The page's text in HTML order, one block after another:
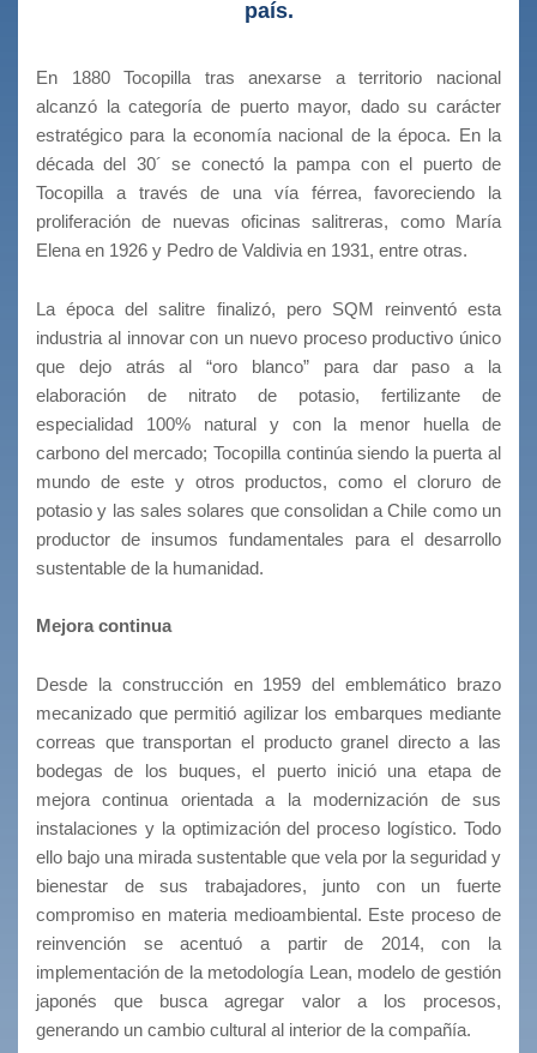
país.
En 1880 Tocopilla tras anexarse a territorio nacional
alcanzó la categoría de puerto mayor, dado su carácter
estratégico para la economía nacional de la época. En la
década del 30´ se conectó la pampa con el puerto de
Tocopilla a través de una vía férrea, favoreciendo la
proliferación de nuevas oficinas salitreras, como María
Elena en 1926 y Pedro de Valdivia en 1931, entre otras.
La época del salitre finalizó, pero SQM reinventó esta
industria al innovar con un nuevo proceso productivo único
que dejo atrás al “oro blanco” para dar paso a la
elaboración de nitrato de potasio, fertilizante de
especialidad 100% natural y con la menor huella de
carbono del mercado; Tocopilla continúa siendo la puerta al
mundo de este y otros productos, como el cloruro de
potasio y las sales solares que consolidan a Chile como un
productor de insumos fundamentales para el desarrollo
sustentable de la humanidad.
Mejora continua
Desde la construcción en 1959 del emblemático brazo
mecanizado que permitió agilizar los embarques mediante
correas que transportan el producto granel directo a las
bodegas de los buques, el puerto inició una etapa de
mejora continua orientada a la modernización de sus
instalaciones y la optimización del proceso logístico. Todo
ello bajo una mirada sustentable que vela por la seguridad y
bienestar de sus trabajadores, junto con un fuerte
compromiso en materia medioambiental. Este proceso de
reinvención se acentuó a partir de 2014, con la
implementación de la metodología Lean, modelo de gestión
japonés que busca agregar valor a los procesos,
generando un cambio cultural al interior de la compañía.